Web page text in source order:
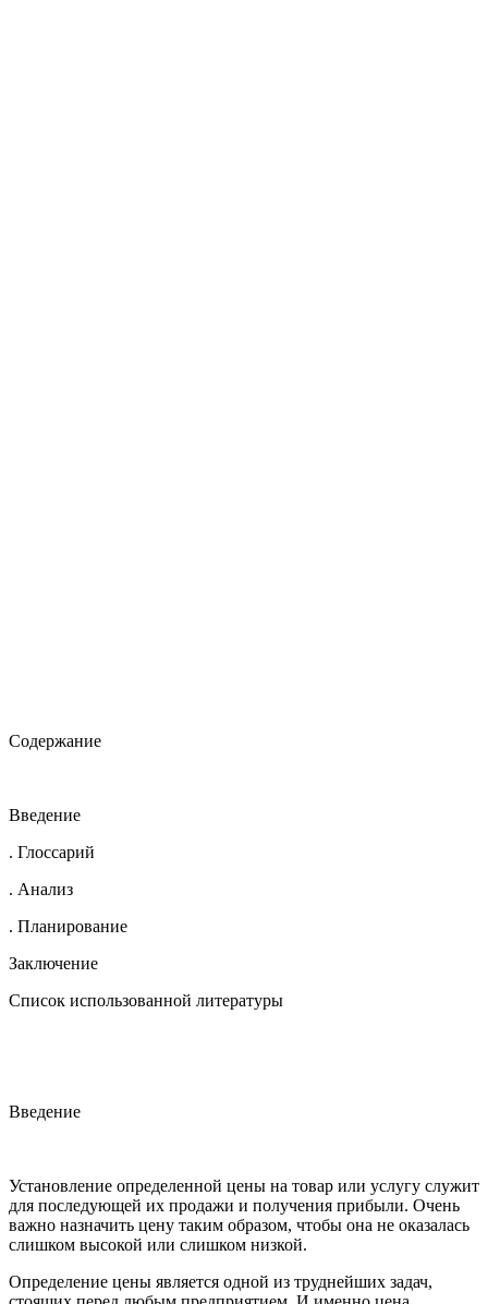
Содержание
Введение
. Глоссарий
. Анализ
. Планирование
Заключение
Список использованной литературы
Введение
Установление определенной цены на товар или услугу служит
для последующей их продажи и получения прибыли. Очень
важно назначить цену таким образом, чтобы она не оказалась
слишком высокой или слишком низкой.
Определение цены является одной из труднейших задач,